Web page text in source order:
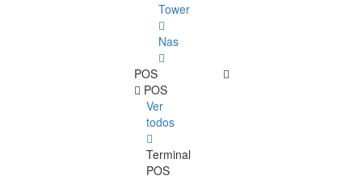
Tower
Nas
POS
POS
Ver
todos
Terminal
POS